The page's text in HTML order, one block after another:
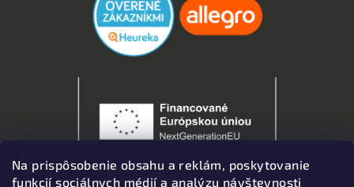
Na prispôsobenie obsahu a reklám, poskytovanie
funkcií sociálnych médií a analýzu návštevnosti